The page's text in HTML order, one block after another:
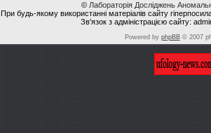
© Лабораторія Досліджень
При будь-якому використанні матеріалів сайту
Зв'язок з адміністрацією сайту:
Powered by phpBB© 2007